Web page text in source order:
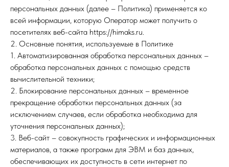
персональных данных (далее – Политика) применяется ко
всей информации, которую Оператор может получить о
посетителях веб-сайта https://himaks.ru.
2. Основные понятия, используемые в Политике
1. Автоматизированная обработка персональных данных –
обработка персональных данных с помощью средств
вычислительной техники;
2. Блокирование персональных данных – временное
прекращение обработки персональных данных (за
исключением случаев, если обработка необходима для
уточнения персональных данных);
3. Веб-сайт – совокупность графических и информационных
материалов, а также программ для ЭВМ и баз данных,
обеспечивающих их доступность в сети интернет по